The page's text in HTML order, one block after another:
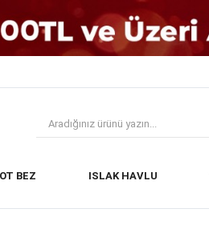
BEZ ISLAK HAVLU